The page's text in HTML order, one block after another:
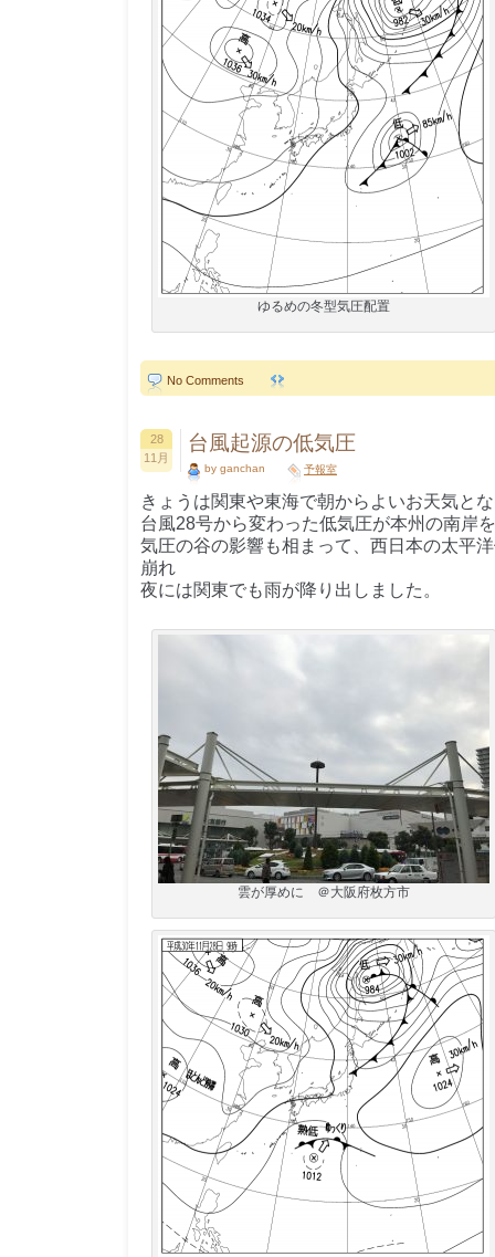
ゆるめの冬型気圧配置
No Comments
28
11月
台風起源の低気圧
by ganchan 予報室
きょうは関東や東海で朝からよいお天気と
台風28号から変わった低気圧が本州の南岸
気圧の谷の影響も相まって、西日本の太平
崩れ
夜には関東でも雨が降り出しました。
雲が厚めに ＠大阪府枚方市